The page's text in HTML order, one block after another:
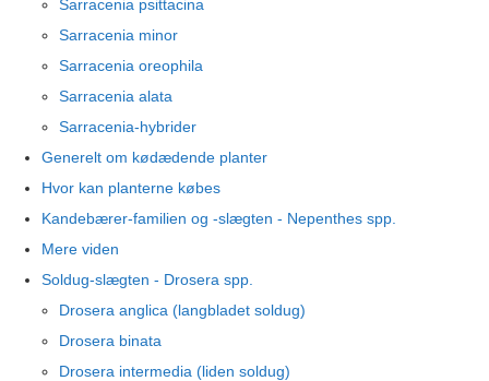
Sarracenia psittacina
Sarracenia minor
Sarracenia oreophila
Sarracenia alata
Sarracenia-hybrider
Generelt om kødædende planter
Hvor kan planterne købes
Kandebærer-familien og -slægten - Nepenthes spp.
Mere viden
Soldug-slægten - Drosera spp.
Drosera anglica (langbladet soldug)
Drosera binata
Drosera intermedia (liden soldug)